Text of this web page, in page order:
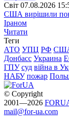
Свiт 07.08.2026
США вирішили
Іраном
Читати
Теги
АТО УПЦ РФ
Донбасс Украина
ГПУ суд війна в
НАБУ пожар
© Copyright
2001—2026
mail@for-ua.com